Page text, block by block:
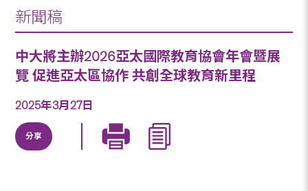
新聞稿
中大將主辦2026亞太國際教育協會年會暨展
覽 促進亞太區協作 共創全球教育新里程
2025年3月27日
分享